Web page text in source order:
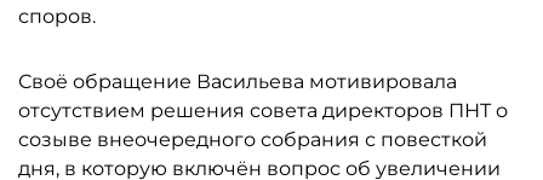
споров.
Своё обращение Васильева мотивировала
отсутствием решения совета директоров ПНТ о
созыве внеочередного собрания с повесткой
дня, в которую включён вопрос об увеличении